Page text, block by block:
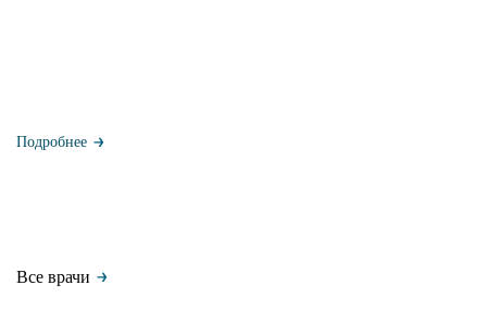
Подробнее
Все врачи